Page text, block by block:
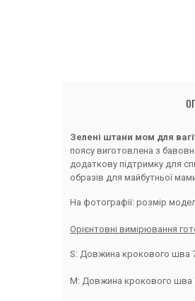
Зелені штани мом для
поясу виготовлена з
додаткову підтримку для
образів для майбутньої
На фотографії: розмір
Орієнтовні вимірювання
S: Довжина крокового шва
M: Довжина крокового шва